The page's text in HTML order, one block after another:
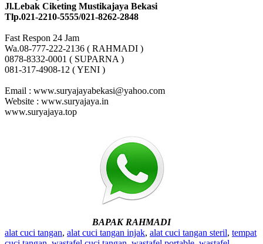
Jl.Lebak Ciketing Mustikajaya Bekasi
Tlp.021-2210-5555/021-8262-2848
Fast Respon 24 Jam
Wa.08-777-222-2136 ( RAHMADI )
0878-8332-0001 ( SUPARNA )
081-317-4908-12 ( YENI )
Email : www.suryajayabekasi@yahoo.com
Website : www.suryajaya.in
www.suryajaya.top
BAPAK RAHMADI
alat cuci tangan, alat cuci tangan injak, alat cuci tangan steril, tempat